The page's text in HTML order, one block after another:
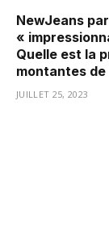
NewJeans
«
Quelle est la
montantes de
JUILLET 25, 2023